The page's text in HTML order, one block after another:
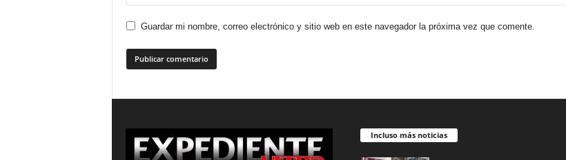
Guardar mi nombre, correo electrónico y sitio web en este navegador la próxima vez que comente.
Incluso más noticias